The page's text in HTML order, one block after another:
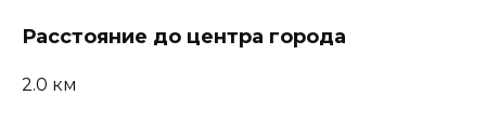
Расстояние до центра города
2.0 км